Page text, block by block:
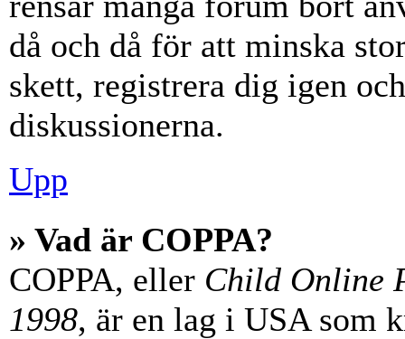
då och då för att minska
skett, registrera dig igen
diskussionerna.
Upp
» Vad är COPPA?
COPPA, eller Child Online
1998, är en lag i USA som